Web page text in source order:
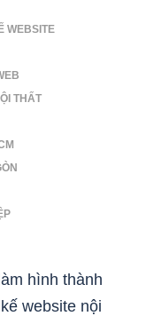
WEBSITE
THẤT
hình thành
website nội